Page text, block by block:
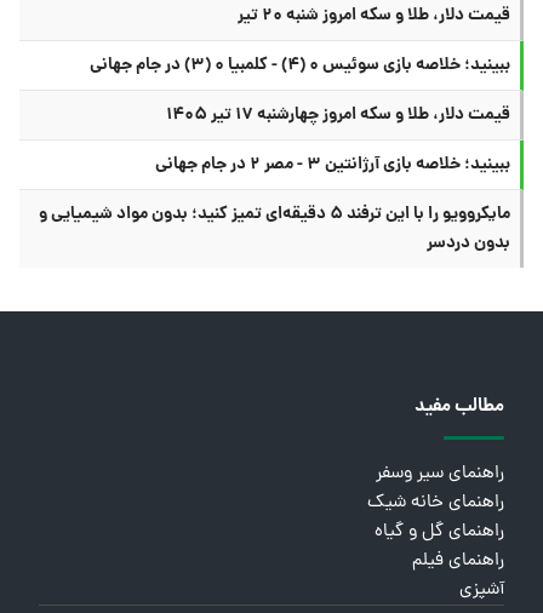
قیمت دلار، طلا و سکه امروز شنبه ۲۰ تیر
ببینید؛ خلاصه بازی سوئیس ۰ (۴) - کلمبیا ۰ (۳) در جام جهانی
قیمت دلار، طلا و سکه امروز چهارشنبه ۱۷ تیر ۱۴۰۵
ببینید؛ خلاصه بازی آرژانتین ۳ - مصر ۲ در جام جهانی
مایکروویو را با این ترفند ۵ دقیقه‌ای تمیز کنید؛ بدون مواد شیمیایی و
بدون دردسر
مطالب مفید
راهنمای سیر وسفر
راهنمای خانه شیک
راهنمای گل و گیاه
راهنمای فیلم
آشپزی